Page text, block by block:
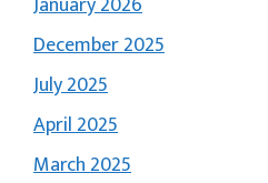
December 2025
July 2025
April 2025
March 2025